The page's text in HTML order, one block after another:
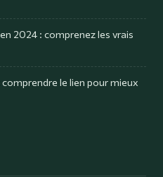
2024 : comprenez les vrais
le lien pour mieux